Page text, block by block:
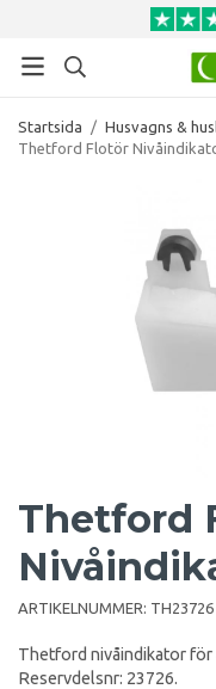
Startsida / Husvagns &
Thetford Flotör
Thetford
ARTIKELNUMMER: TH23726
Thetford nivåindikator för
Reservdelsnr: 23726.